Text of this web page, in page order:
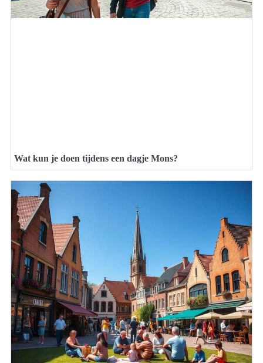
Wat kun je doen tijdens een dagje Mons?